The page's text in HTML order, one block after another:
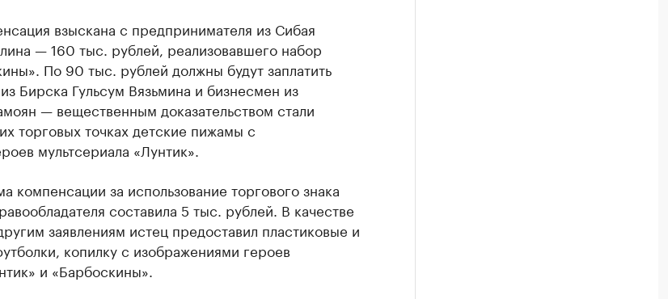
взыскана с предпринимателя из Сибая
— 160 тыс. рублей, реализовавшего набор
По 90 тыс. рублей должны будут заплатить
Бирска Гульсум Вязьмина и бизнесмен из
— вещественным доказательством стали
торговых точках детские пижамы с
мультсериала «Лунтик».
компенсации за использование торгового знака
составила 5 тыс. рублей. В качестве
заявлениям истец предоставил пластиковые и
копилку с изображениями героев
и «Барбоскины».